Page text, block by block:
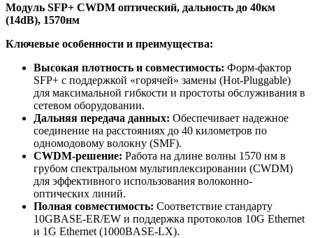
Модуль SFP+ CWDM оптический, дальность до 40км
(14dB), 1570нм
Ключевые особенности и преимущества:
Высокая плотность и совместимость: Форм-фактор
SFP+ с поддержкой «горячей» замены (Hot-Pluggable)
для максимальной гибкости и простоты обслуживания в
сетевом оборудовании.
Дальняя передача данных: Обеспечивает надежное
соединение на расстояниях до 40 километров по
одномодовому волокну (SMF).
CWDM-решение: Работа на длине волны 1570 нм в
грубом спектральном мультиплексировании (CWDM)
для эффективного использования волоконно-
оптических линий.
Полная совместимость: Соответствие стандарту
10GBASE-ER/EW и поддержка протоколов 10G Ethernet
и 1G Ethernet (1000BASE-LX).